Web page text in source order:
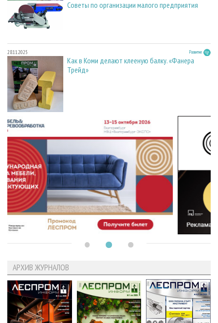
Советы по организации малого предприятия
28.11.2025 Развитие
Как в Коми делают клееную балку. «Фанера
Трейд»
АРХИВ ЖУРНАЛОВ